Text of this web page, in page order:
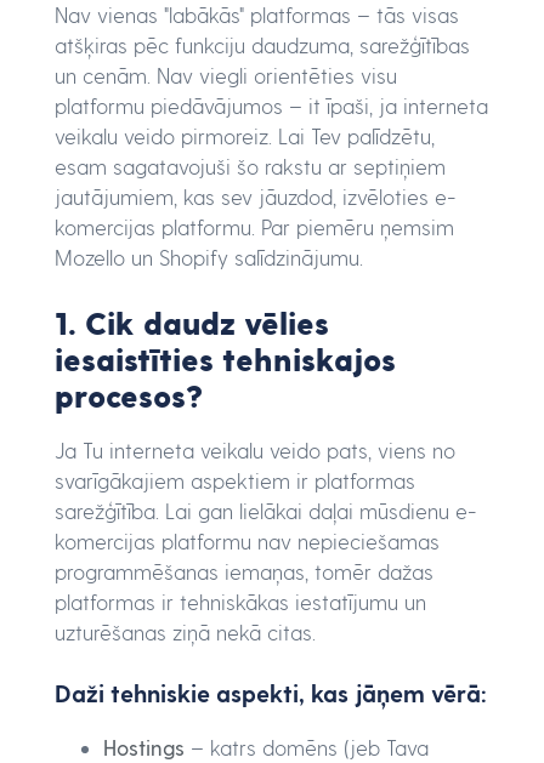
Nav vienas "labākās" platformas – tās visas
atšķiras pēc funkciju daudzuma, sarežģītības
un cenām. Nav viegli orientēties visu
platformu piedāvājumos – it īpaši, ja interneta
veikalu veido pirmoreiz. Lai Tev palīdzētu,
esam sagatavojuši šo rakstu ar septiņiem
jautājumiem, kas sev jāuzdod, izvēloties e-
komercijas platformu. Par piemēru ņemsim
Mozello un Shopify salīdzinājumu.
1. Cik daudz vēlies
iesaistīties tehniskajos
procesos?
Ja Tu interneta veikalu veido pats, viens no
svarīgākajiem aspektiem ir platformas
sarežģītība. Lai gan lielākai daļai mūsdienu e-
komercijas platformu nav nepieciešamas
programmēšanas iemaņas, tomēr dažas
platformas ir tehniskākas iestatījumu un
uzturēšanas ziņā nekā citas.
Daži tehniskie aspekti, kas jāņem vērā:
Hostings – katrs domēns (jeb Tava